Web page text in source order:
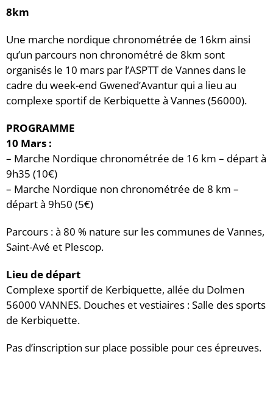
8km
Une marche nordique chronométrée de 16km ainsi
qu’un parcours non chronométré de 8km sont
organisés le 10 mars par l’ASPTT de Vannes dans le
cadre du week-end Gwened’Avantur qui a lieu au
complexe sportif de Kerbiquette à Vannes (56000).
PROGRAMME
10 Mars :
– Marche Nordique chronométrée de 16 km – départ à
9h35 (10€)
– Marche Nordique non chronométrée de 8 km –
départ à 9h50 (5€)
Parcours : à 80 % nature sur les communes de Vannes,
Saint-Avé et Plescop.
Lieu de départ
Complexe sportif de Kerbiquette, allée du Dolmen
56000 VANNES. Douches et vestiaires : Salle des sports
de Kerbiquette.
Pas d’inscription sur place possible pour ces épreuves.